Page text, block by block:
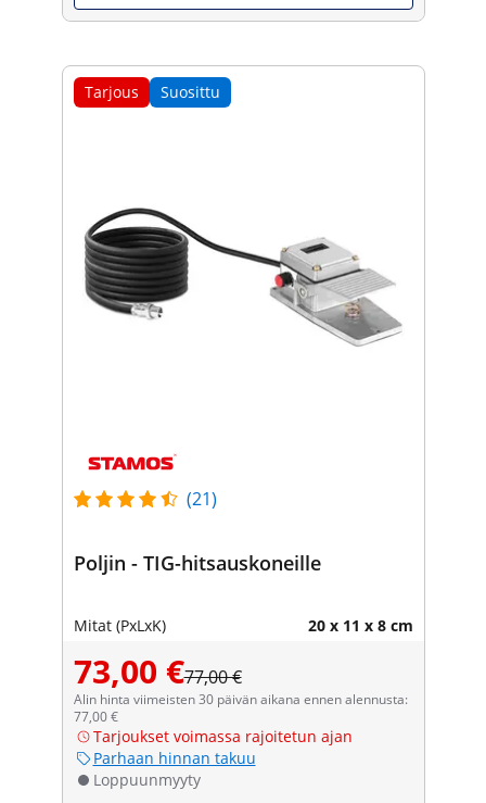
Tarjous Suosittu
(21)
Poljin - TIG-hitsauskoneille
Mitat (PxLxK) 20 x 11 x 8 cm
73,00 €77,00 €
Alin hinta viimeisten 30 päivän aikana ennen alennusta:
77,00 €
Tarjoukset voimassa rajoitetun ajan
Parhaan hinnan takuu
Loppuunmyyty